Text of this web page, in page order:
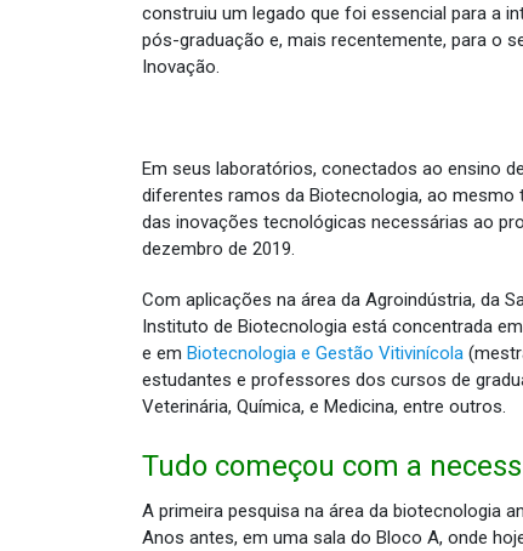
construiu um legado que foi essencial para a
pós-graduação e, mais recentemente, para o
Inovação.
Em seus laboratórios, conectados ao ensino
diferentes ramos da Biotecnologia, ao
das inovações tecnológicas necessárias ao
dezembro de 2019.
Com aplicações na área da Agroindústria, da
Instituto de Biotecnologia está concentrada em
e em Biotecnologia e Gestão Vitivinícola
estudantes e professores dos cursos de
Veterinária, Química, e Medicina, entre outros.
Tudo começou com a
A primeira pesquisa na área da biotecnologia
Anos antes, em uma sala do Bloco A, onde